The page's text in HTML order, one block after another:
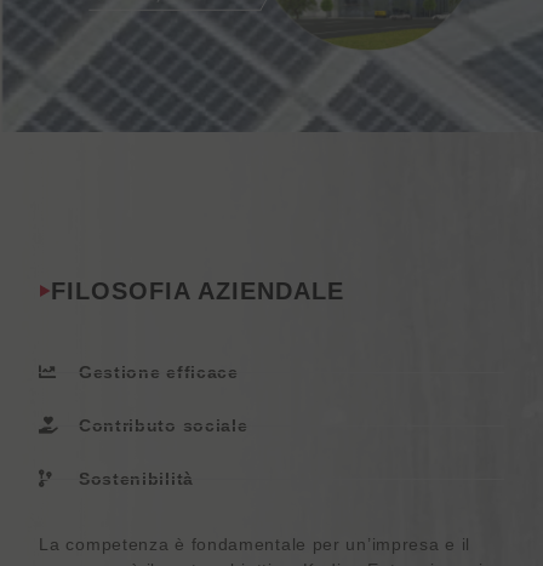
FILOSOFIA AZIENDALE
Gestione efficace
Contributo sociale
Sostenibilità
La competenza è fondamentale per un’impresa e il